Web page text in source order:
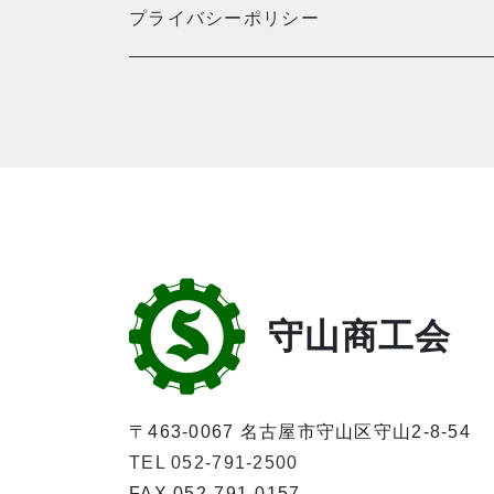
プライバシーポリシー
守山商工会
〒463-0067 名古屋市守山区守山2-8-54
TEL 052-791-2500